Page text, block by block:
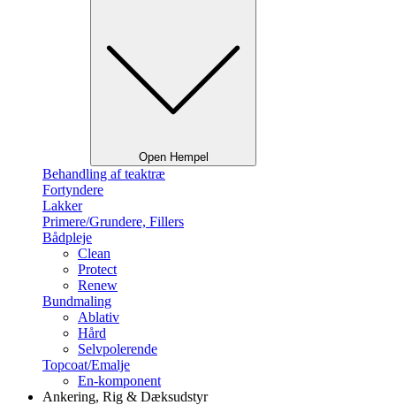
Open Hempel
Behandling af teaktræ
Fortyndere
Lakker
Primere/Grundere, Fillers
Bådpleje
Clean
Protect
Renew
Bundmaling
Ablativ
Hård
Selvpolerende
Topcoat/Emalje
En-komponent
Ankering, Rig & Dæksudstyr